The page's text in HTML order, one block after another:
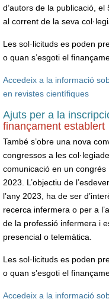
d’autors de la publicació,
al corrent de la seva
Les sol·licituds es poden
o quan s’esgoti el
Accedeix a la informació
en revistes científiques
Ajuts per a la
finançament establert
També s’obre una nova
congressos a les
comunicació en un congrés
2023. L’objectiu de
l’any 2023, ha de ser
recerca infermera o per a
de la professió infermera i
presencial o telemàtica.
Les sol·licituds es poden
o quan s’esgoti el
Accedeix a la informació